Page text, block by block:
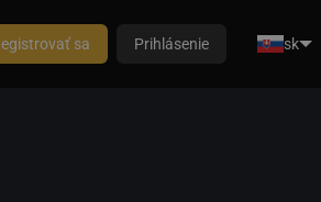
Registrovať sa Prihlásenie sk